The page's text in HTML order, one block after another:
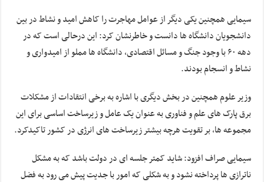
سیمایی همچنین یکی دیگر از عوامل مهاجرت را کاهش امید و نشاط در بین
دانشجویان دانشگاه ها دانست و خاطرنشان کرد: این درحالی است که در
دهه ۶۰ با وجود جنگ و مسائل اقتصادی، دانشگاه ها مملو از امیدواری و
نشاط و انسجام بودند.
وزیر علوم همچنین در بخش دیگری با اشاره به برخی انتقادات از مشکلات
برق پارک های علم و فناوری به عنوان یک عامل و زیرساخت اساسی برای این
مجموعه ها، بر تقویت هرچه بیشتر زیرساخت های انرژی در کشور تاکیدکرد.
سیمایی صراف افزود: شاید کمتر جلسه ای در دولت باشد که به مشکل
ناترازی ها پرداخته نشود و به شکلی که امور با جدیت پیش می رود به فضل